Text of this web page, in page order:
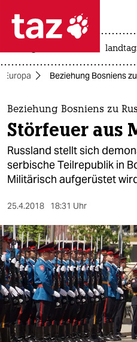
 taz zahl
taz zahl ich
themen
politik
öko
gesellschaft
sport
berlin
nord
wahrheit
Europa Beziehung Bosniens
Beziehung Bosniens zu
Störfeuer aus
Russland stellt sich
serbische Teilrepublik in
Militärisch aufgerüstet
25.4.2018 18:31 Uhr